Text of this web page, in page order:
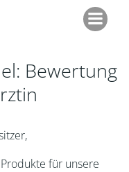
Bewertung
für unsere